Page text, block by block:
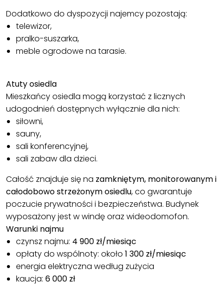
Dodatkowo do dyspozycji najemcy pozostają:
telewizor,
pralko-suszarka,
meble ogrodowe na tarasie.
Atuty osiedla
Mieszkańcy osiedla mogą korzystać z licznych
udogodnień dostępnych wyłącznie dla nich:
siłowni,
sauny,
sali konferencyjnej,
sali zabaw dla dzieci.
Całość znajduje się na zamkniętym, monitorowanym i
całodobowo strzeżonym osiedlu, co gwarantuje
poczucie prywatności i bezpieczeństwa. Budynek
wyposażony jest w windę oraz wideodomofon.
Warunki najmu
czynsz najmu: 4 900 zł/miesiąc
opłaty do wspólnoty: około 1 300 zł/miesiąc
energia elektryczna według zużycia
kaucja: 6 000 zł